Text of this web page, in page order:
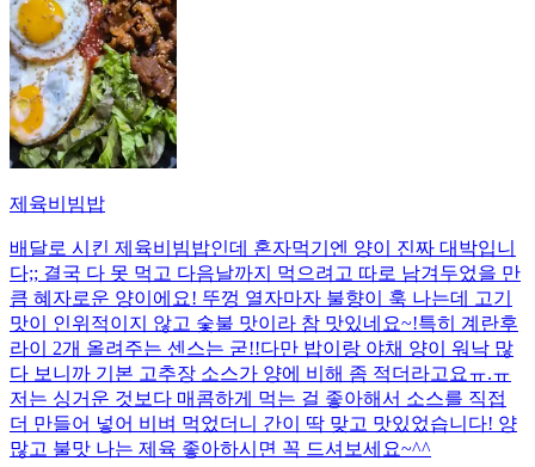
제육비빔밥
배달로 시킨 제육비빔밥인데 혼자먹기엔 양이 진짜 대박입니
다;; 결국 다 못 먹고 다음날까지 먹으려고 따로 남겨두었을 만
큼 혜자로운 양이에요! 뚜껑 열자마자 불향이 훅 나는데 고기
맛이 인위적이지 않고 숯불 맛이라 참 맛있네요~!특히 계란후
라이 2개 올려주는 센스는 굳!! ​다만 밥이랑 야채 양이 워낙 많
다 보니까 기본 고추장 소스가 양에 비해 좀 적더라고요ㅠ.ㅠ
저는 싱거운 것보다 매콤하게 먹는 걸 좋아해서 소스를 직접
더 만들어 넣어 비벼 먹었더니 간이 딱 맞고 맛있었습니다! 양
많고 불맛 나는 제육 좋아하시면 꼭 드셔보세요~^^